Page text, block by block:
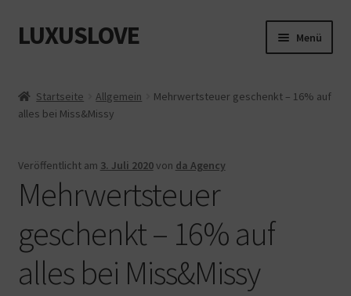
Zur
Navigation
Zum
Inhalt
LUXUSLOVE Menü
Cookie-Richtlinie (EU)
Datenschutz
Impressum
Kasse
Mein Konto
Startseite Allgemein
Mehrwertsteuer geschenkt – 16% auf
alles bei Miss&Missy
Veröffentlicht am 3. Juli 2020von da Agency
Mehrwertsteuer
geschenkt – 16% auf
alles bei Miss&Missy